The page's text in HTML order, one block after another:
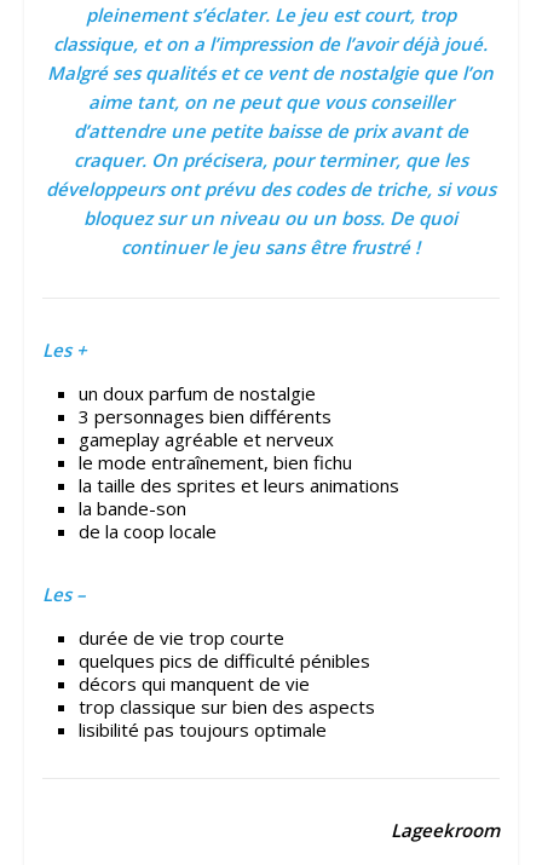
pleinement s’éclater. Le jeu est court, trop
classique, et on a l’impression de l’avoir déjà joué.
Malgré ses qualités et ce vent de nostalgie que l’on
aime tant, on ne peut que vous conseiller
d’attendre une petite baisse de prix avant de
craquer. On précisera, pour terminer, que les
développeurs ont prévu des codes de triche, si vous
bloquez sur un niveau ou un boss. De quoi
continuer le jeu sans être frustré !
Les +
un doux parfum de nostalgie
3 personnages bien différents
gameplay agréable et nerveux
le mode entraînement, bien fichu
la taille des sprites et leurs animations
la bande-son
de la coop locale
Les –
durée de vie trop courte
quelques pics de difficulté pénibles
décors qui manquent de vie
trop classique sur bien des aspects
lisibilité pas toujours optimale
Lageekroom